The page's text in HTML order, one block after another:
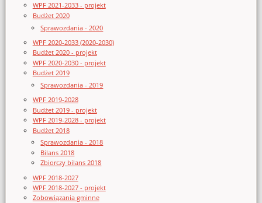
WPF 2021-2033 - projekt
Budżet 2020
Sprawozdania - 2020
WPF 2020-2033 (2020-2030)
Budżet 2020 - projekt
WPF 2020-2030 - projekt
Budżet 2019
Sprawozdania - 2019
WPF 2019-2028
Budżet 2019 - projekt
WPF 2019-2028 - projekt
Budżet 2018
Sprawozdania - 2018
Bilans 2018
Zbiorczy bilans 2018
WPF 2018-2027
WPF 2018-2027 - projekt
Zobowiązania gminne